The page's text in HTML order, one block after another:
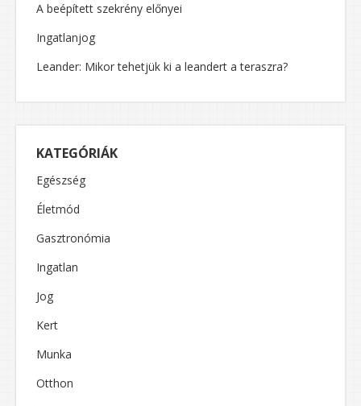
A beépített szekrény előnyei
Ingatlanjog
Leander: Mikor tehetjük ki a leandert a teraszra?
KATEGÓRIÁK
Egészség
Életmód
Gasztronómia
Ingatlan
Jog
Kert
Munka
Otthon